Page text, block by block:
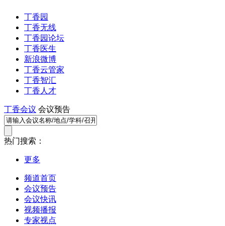
丁香园
丁香无线
丁香园论坛
丁香医生
新浪微博
丁香云管家
丁香智汇
丁香人才
丁香会议 会议预告
热门搜索：
更多
频道首页
会议预告
会议快讯
视频播报
专家视点